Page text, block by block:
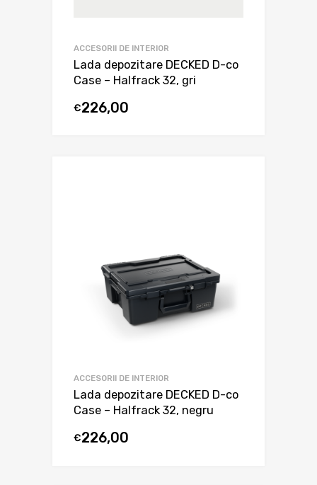
ACCESORII DE INTERIOR
Lada depozitare DECKED D-co
Case – Halfrack 32, gri
€226,00
ACCESORII DE INTERIOR
Lada depozitare DECKED D-co
Case – Halfrack 32, negru
€226,00